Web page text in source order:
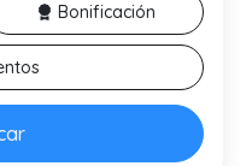
Bonificación